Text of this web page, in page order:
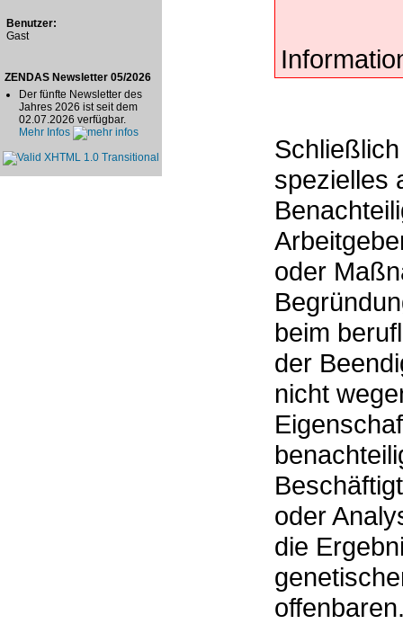
Benutzer:
Gast
ZENDAS Newsletter 05/2026
Der fünfte Newsletter des
Jahres 2026 ist seit dem
02.07.2026 verfügbar.
Mehr Infos
spezielles
oder
beim
der
nicht
oder
die